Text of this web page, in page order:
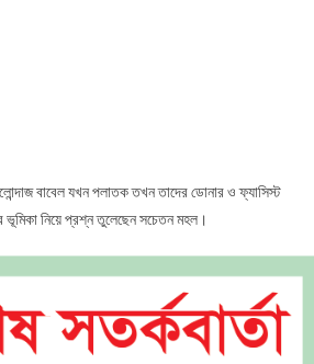
বাবেল যখন পলাতক তখন তাদের ডোনার ও ফ্যাসিস্ট
ভূমিকা নিয়ে প্রশ্ন তুলেছেন সচেতন মহল।